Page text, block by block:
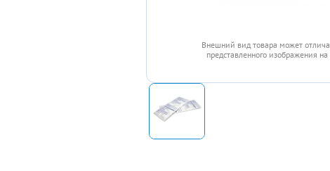
Внешний вид товара может
представленного изображения на